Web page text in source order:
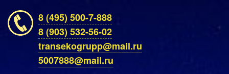
8 (495) 500-7-888
8 (903) 532-56-02
transekogrupp@mail.ru
5007888@mail.ru